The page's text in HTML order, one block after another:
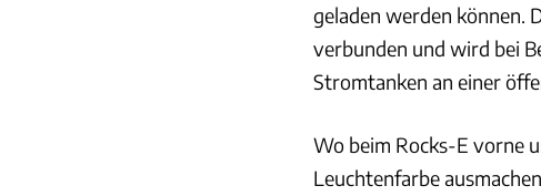
geladen werden können.
verbunden und wird bei
Stromtanken an einer
Wo beim Rocks-E vorne
Leuchtenfarbe